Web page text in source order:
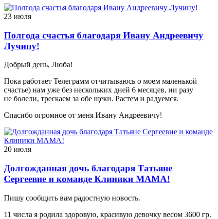
23 июля
Полгода счастья благодаря Ивану Андреевичу
Лучину!
Добрый день, Люба!
Пока работает Телеграмм отчитываюсь о моем маленькой
счастье) нам уже без нескольких дней 6 месяцев, ни разу
не болели, трескаем за обе щеки. Растем и радуемся.
Спасибо огромное от меня Ивану Андреевичу!
20 июля
Долгожданная дочь благодаря Татьяне
Сергеевне и команде Клиники МАМА!
Пишу сообщить вам радостную новость.
11 числа я родила здоровую, красивую девочку весом 3600 гр.